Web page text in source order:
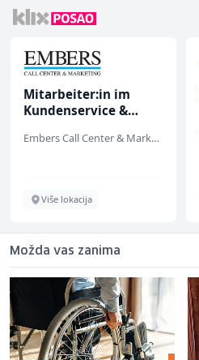
Mitarbeiter:in im
Kundenservice &
Embers Call Center & Marketing
Više lokacija
Možda vas zanima